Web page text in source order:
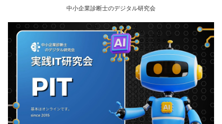
中小企業診断士のデジタル研究会